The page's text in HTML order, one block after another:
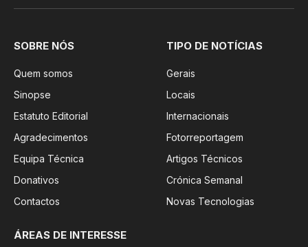
SOBRE NÓS
Quem somos
Sinopse
Estatuto Editorial
Agradecimentos
Equipa Técnica
Donativos
Contactos
TIPO DE NOTÍCIAS
Gerais
Locais
Internacionais
Fotorreportagem
Artigos Técnicos
Crónica Semanal
Novas Tecnologias
ÁREAS DE INTERESSE